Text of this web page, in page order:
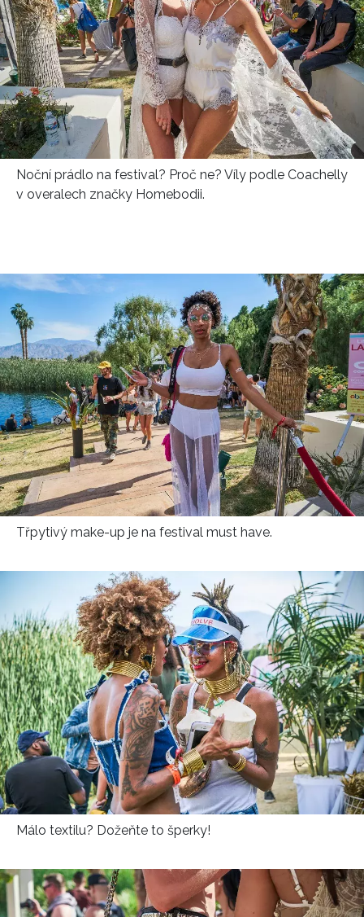
Noční prádlo na festival? Proč ne? Víly podle Coachelly
v overalech značky Homebodii.
Třpytivý make-up je na festival must have.
Málo textilu? Dožeňte to šperky!